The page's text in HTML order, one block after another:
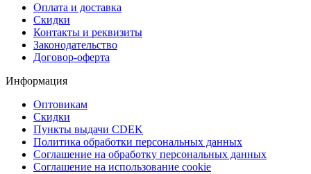
Оплата и доставка
Скидки
Контакты и реквизиты
Законодательство
Договор-оферта
Информация
Оптовикам
Скидки
Пункты выдачи CDEK
Политика обработки персональных данных
Соглашение на обработку персональных данных
Соглашение на использование cookie